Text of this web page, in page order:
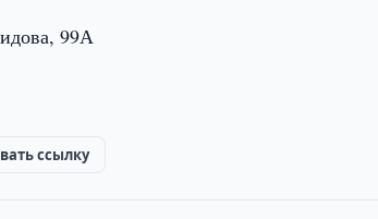
99А
ссылку